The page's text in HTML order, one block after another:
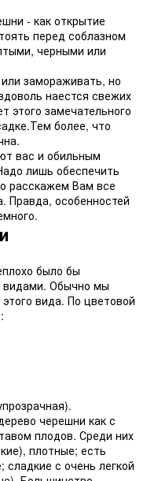
- как открытие
перед соблазном
черными или
замораживать, но
наестся свежих
этого замечательного
более, что
вас и обильным
лишь обеспечить
расскажем Вам все
Правда, особенностей
было бы
видами. Обычно мы
вида. По цветовой
черешни как с
плодов. Среди них
плотные; есть
с очень легкой